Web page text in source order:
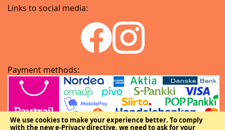
We use cookies to make your experience better. To comply
with the new e-Privacy directive, we need to ask for your
Links to social media:
Payment methods: